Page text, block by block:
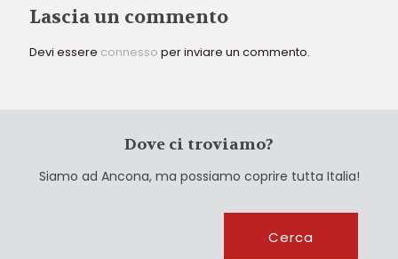
Lascia un commento
Devi essere connesso per inviare un commento.
Dove ci troviamo?
Siamo ad Ancona, ma possiamo coprire tutta Italia!
Cerca